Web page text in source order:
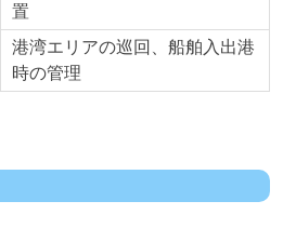
置
港湾エリアの巡回、船舶入出港
時の管理